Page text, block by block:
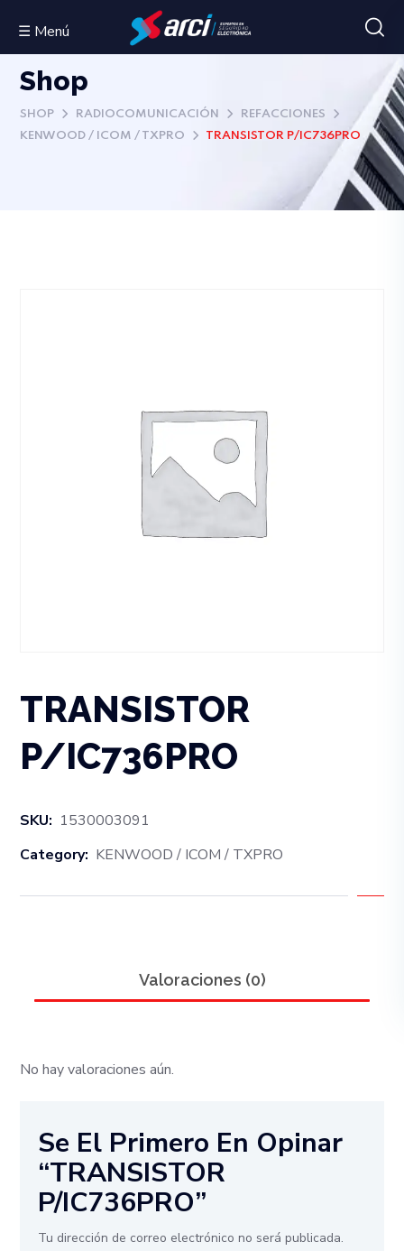
☰ Menú
Shop
SHOP RADIOCOMUNICACIÓN
REFACCIONES
KENWOOD / ICOM / TXPRO
TRANSISTOR P/IC736PRO
TRANSISTOR
P/IC736PRO
SKU: 1530003091
Category: KENWOOD / ICOM / TXPRO
Valoraciones (0)
No hay valoraciones aún.
Se El Primero En Opinar
“TRANSISTOR
P/IC736PRO”
Tu dirección de correo electrónico no será publicada.